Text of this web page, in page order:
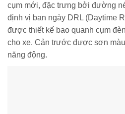
cụm mới, đặc trưng bởi đường
định vị ban ngày DRL (Daytime
được thiết kế bao quanh cụm
cho xe. Cản trước được sơn
năng động.